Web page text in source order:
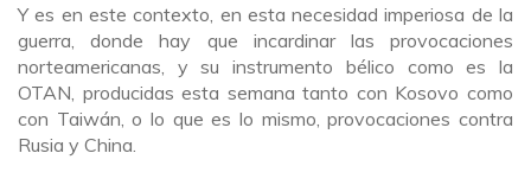
Y es en este contexto, en esta necesidad imperiosa de la
guerra, donde hay que incardinar las provocaciones
norteamericanas, y su instrumento bélico como es la
OTAN, producidas esta semana tanto con Kosovo como
con Taiwán, o lo que es lo mismo, provocaciones contra
Rusia y China.